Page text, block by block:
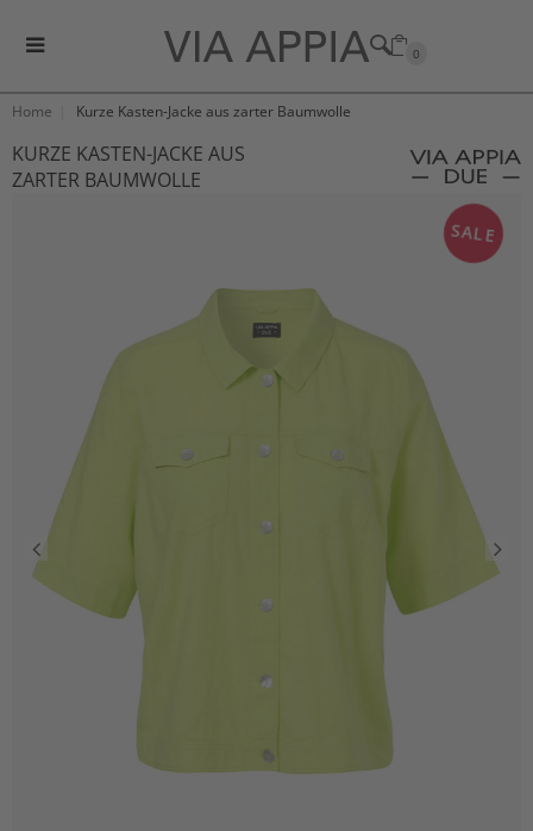
0
Home Kurze Kasten-Jacke aus zarter Baumwolle
KURZE KASTEN-JACKE AUS
ZARTER BAUMWOLLE
SALE